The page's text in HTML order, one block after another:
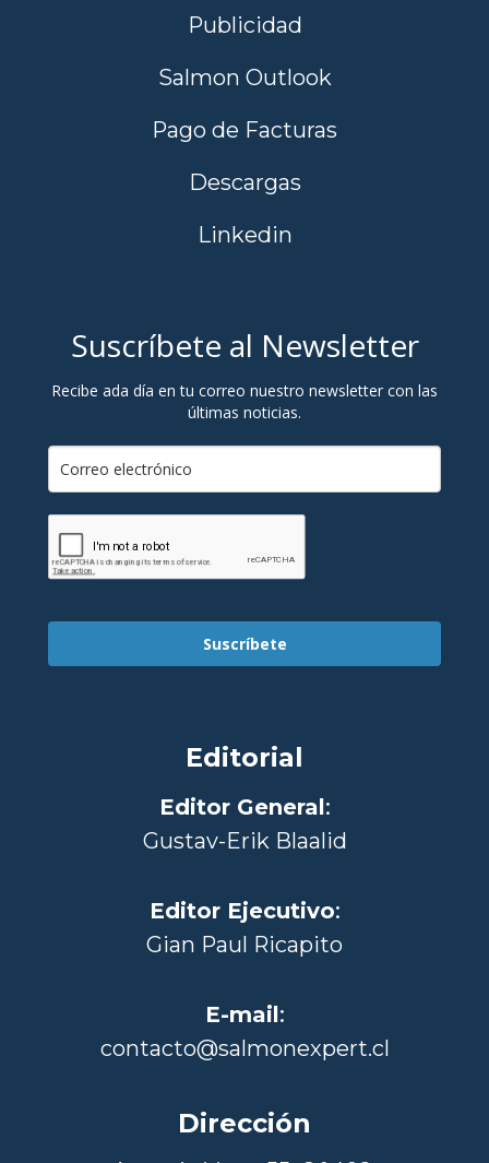
Publicidad
Salmon Outlook
Pago de Facturas
Descargas
Linkedin
Suscríbete al Newsletter
Recibe ada día en tu correo nuestro newsletter con las
últimas noticias.
Suscríbete
Editorial
Editor General:
Gustav-Erik Blaalid
Editor Ejecutivo:
Gian Paul Ricapito
E-mail:
contacto@salmonexpert.cl
Dirección